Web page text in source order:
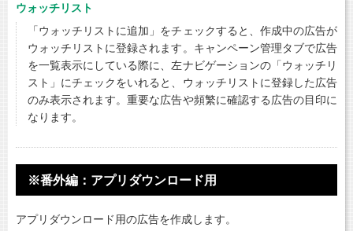
ウォッチリスト
「ウォッチリストに追加」をチェックすると、作成中の広告が
ウォッチリストに登録されます。キャンペーン管理タブで広告
を一覧表示にしている際に、左ナビゲーションの「ウォッチリ
スト」にチェックをいれると、ウォッチリストに登録した広告
のみ表示されます。重要な広告や頻繁に確認する広告の目印に
なります。
※番外編：アプリダウンロード用
アプリダウンロード用の広告を作成します。